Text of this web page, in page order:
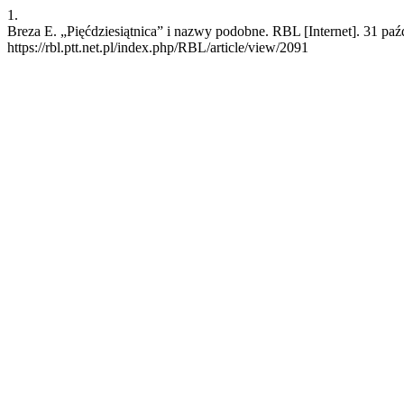
1.
Breza E. „Pięćdziesiątnica” i nazwy podobne. RBL [Internet]. 31
https://rbl.ptt.net.pl/index.php/RBL/article/view/2091